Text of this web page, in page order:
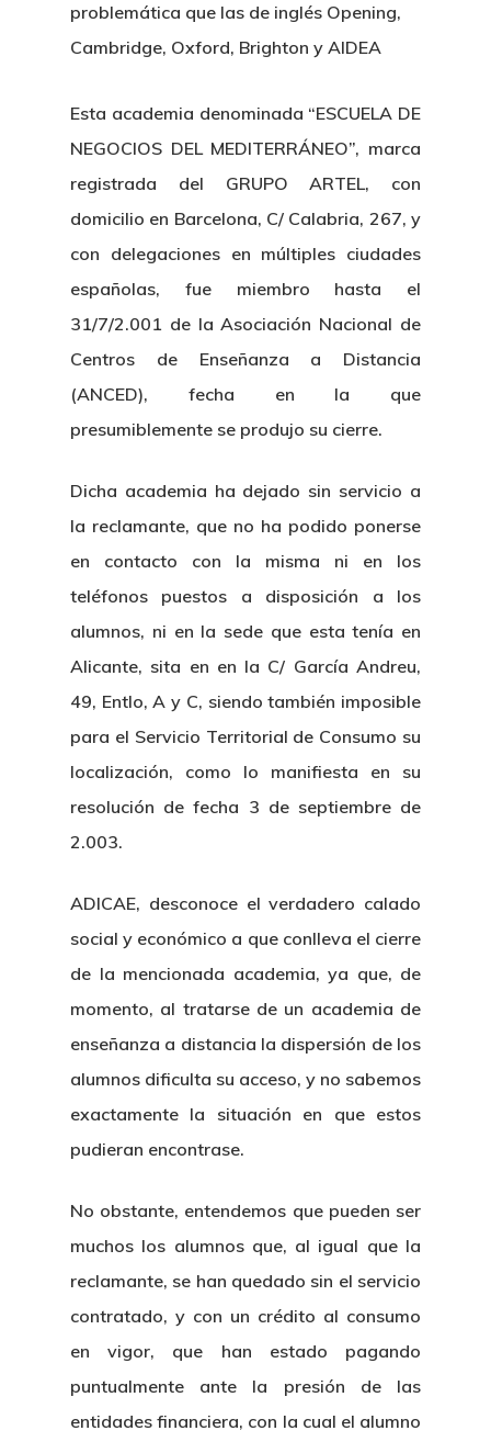
problemática que las de inglés Opening,
Cambridge, Oxford, Brighton y AIDEA
Esta academia denominada “ESCUELA DE
NEGOCIOS DEL MEDITERRÁNEO”, marca
registrada del GRUPO ARTEL, con
domicilio en Barcelona, C/ Calabria, 267, y
con delegaciones en múltiples ciudades
españolas, fue miembro hasta el
31/7/2.001 de la Asociación Nacional de
Centros de Enseñanza a Distancia
(ANCED), fecha en la que
presumiblemente se produjo su cierre.
Dicha academia ha dejado sin servicio a
la reclamante, que no ha podido ponerse
en contacto con la misma ni en los
teléfonos puestos a disposición a los
alumnos, ni en la sede que esta tenía en
Alicante, sita en en la C/ García Andreu,
49, Entlo, A y C, siendo también imposible
para el Servicio Territorial de Consumo su
localización, como lo manifiesta en su
resolución de fecha 3 de septiembre de
2.003.
ADICAE, desconoce el verdadero calado
social y económico a que conlleva el cierre
de la mencionada academia, ya que, de
momento, al tratarse de un academia de
enseñanza a distancia la dispersión de los
alumnos dificulta su acceso, y no sabemos
exactamente la situación en que estos
pudieran encontrase.
No obstante, entendemos que pueden ser
muchos los alumnos que, al igual que la
reclamante, se han quedado sin el servicio
contratado, y con un crédito al consumo
en vigor, que han estado pagando
puntualmente ante la presión de las
entidades financiera, con la cual el alumno